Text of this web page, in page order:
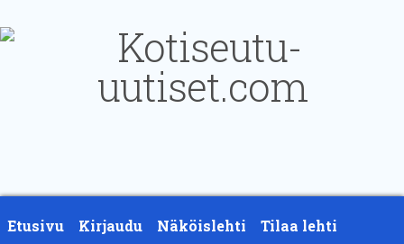
Etusivu Kirjaudu Näköislehti Tilaa lehti